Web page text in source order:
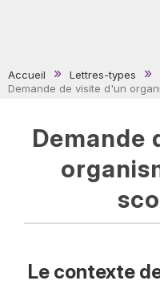
Accueil Lettres-types
Demande de visite d'un
Demande
Le contexte